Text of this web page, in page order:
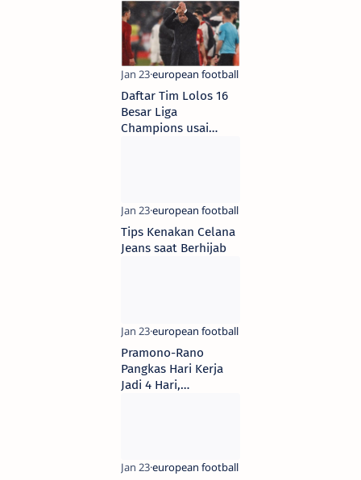
Daftar Tim Lolos 16
Besar Liga
Champions usai
Tips Kenakan Celana
Jeans saat Berhijab
Pramono-Rano
Pangkas Hari Kerja
Jadi 4 Hari,